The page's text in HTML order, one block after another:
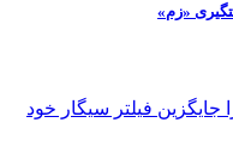
«زم»